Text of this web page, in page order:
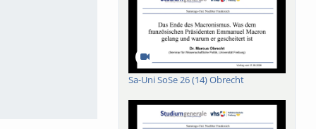
Sa-Uni SoSe 26 (14) Obrecht